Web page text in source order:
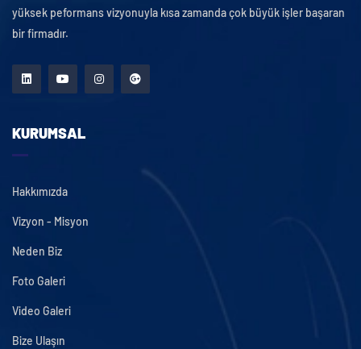
yüksek peformans vizyonuyla kısa zamanda çok büyük işler başaran
bir firmadır.
KURUMSAL
Hakkımızda
Vizyon - Misyon
Neden Biz
Foto Galeri
Video Galeri
Bize Ulaşın